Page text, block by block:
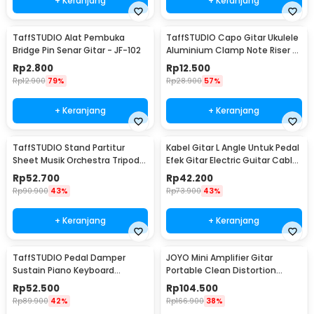
TaffSTUDIO Alat Pembuka
Bridge Pin Senar Gitar - JF-102
Rp2.800
Rp12.900 79%
+ Keranjang
TaffSTUDIO Capo Gitar Ukulele
Aluminium Clamp Note Riser -
M556
Rp12.500
Rp28.900 57%
+ Keranjang
TaffSTUDIO Stand Partitur
Sheet Musik Orchestra Tripod
Foldable 1.2m - F-01HC
Rp52.700
Rp90.900 43%
+ Keranjang
Kabel Gitar L Angle Untuk Pedal
Efek Gitar Electric Guitar Cable
6 PCS - XGQ-X-6
Rp42.200
Rp73.900 43%
+ Keranjang
TaffSTUDIO Pedal Damper
Sustain Piano Keyboard
Universal Jack 6.35 mm - WTB-
005
Rp52.500
Rp89.900 42%
JOYO Mini Amplifier Gitar
Portable Clean Distortion
Headphone Amp 2W - JA-01
Rp104.500
Rp166.900 38%